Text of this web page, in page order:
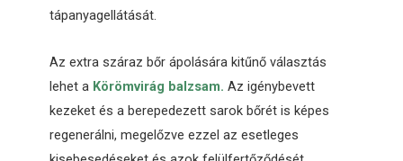
tápanyagellátását.
Az extra száraz bőr ápolására kitűnő választás
lehet a Körömvirág balzsam. Az igénybevett
kezeket és a berepedezett sarok bőrét is képes
regenerálni, megelőzve ezzel az esetleges